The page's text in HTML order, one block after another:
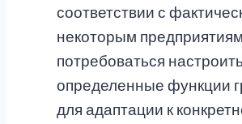
соответствии с
некоторым
потребоваться настроить
определенные функции
для адаптации к